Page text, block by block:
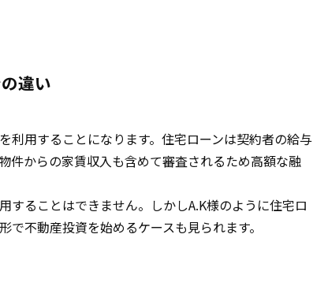
違い
利用することになります。住宅ローンは契約者の給与
件からの家賃収入も含めて審査されるため高額な融
ることはできません。しかしA.K様のように住宅ロ
不動産投資を始めるケースも見られます。